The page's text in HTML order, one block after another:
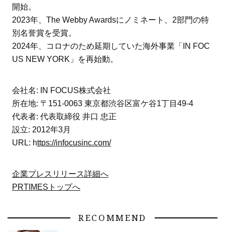
開始。
2023年、The Webby Awardsにノミネート、2部門の特
別名誉賞を受賞。
2024年、コロナのため延期していた海外事業「IN FOC
US NEW YORK」を再始動。
会社名: IN FOCUS株式会社
所在地: 〒151-0063 東京都渋谷区富ケ谷1丁目49-4
代表者: 代表取締役 井口 忠正
設立: 2012年3月
URL: https://infocusinc.com/
企業プレスリリース詳細へ
PRTIMESトップへ
RECOMMEND